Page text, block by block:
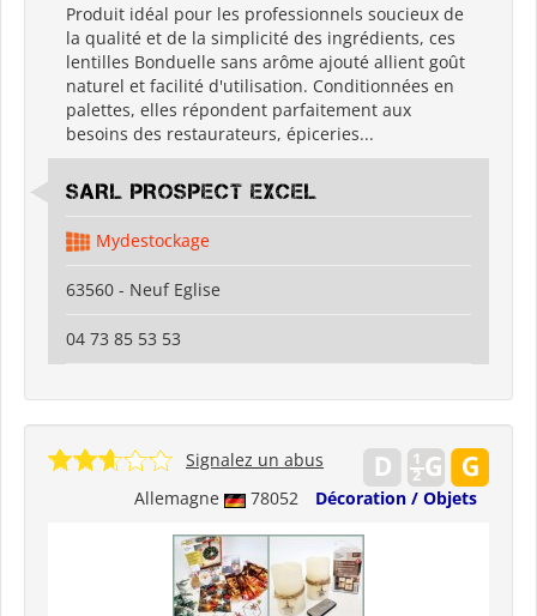
Produit idéal pour les professionnels soucieux de
la qualité et de la simplicité des ingrédients, ces
lentilles Bonduelle sans arôme ajouté allient goût
naturel et facilité d'utilisation. Conditionnées en
palettes, elles répondent parfaitement aux
besoins des restaurateurs, épiceries...
SARL PROSPECT EXCEL
Mydestockage
63560 - Neuf Eglise
04 73 85 53 53
Allemagne 78052 Décoration / Objets
Signalez un abus